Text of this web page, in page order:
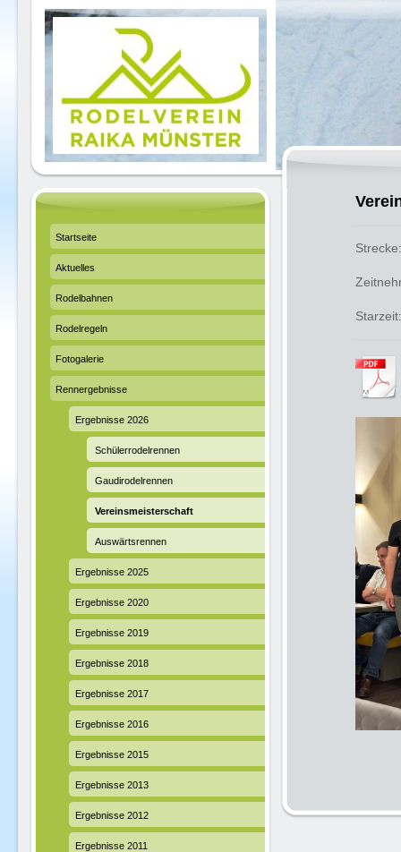
Startseite
Aktuelles
Rodelbahnen
Rodelregeln
Fotogalerie
Rennergebnisse
Ergebnisse 2026
Schülerrodelrennen
Gaudirodelrennen
Vereinsmeisterschaft
Auswärtsrennen
Ergebnisse 2025
Ergebnisse 2020
Ergebnisse 2019
Ergebnisse 2018
Ergebnisse 2017
Ergebnisse 2016
Ergebnisse 2015
Ergebnisse 2013
Ergebnisse 2012
Ergebnisse 2011